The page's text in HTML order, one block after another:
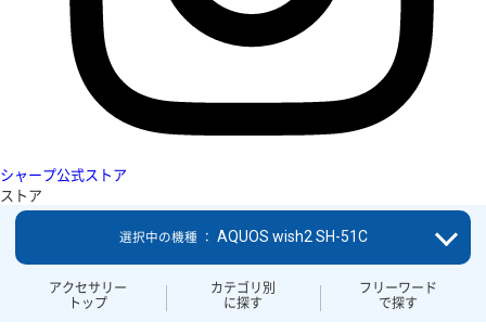
シャープ公式ストア
ストア
アクセサリー
トップ
カテゴリ別
に探す
フリーワード
で探す
選択中の機種 ： AQUOS wish2 SH-51C